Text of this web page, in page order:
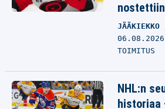
JÄÄKIEKKO
TOIMITUS
NHL:n
historiaa